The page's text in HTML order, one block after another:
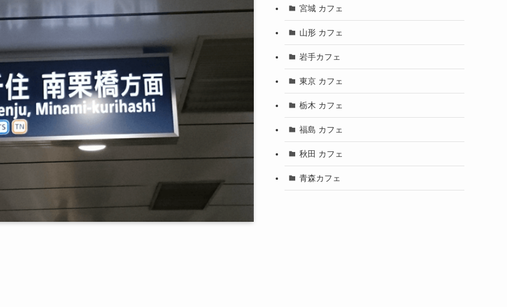
宮城 カフェ
山形 カフェ
岩手カフェ
東京 カフェ
栃木 カフェ
福島 カフェ
秋田 カフェ
青森カフェ